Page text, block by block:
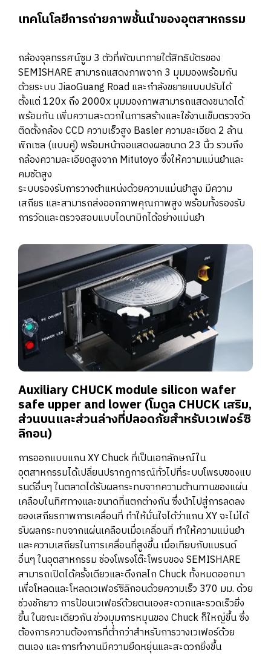
เทคโนโลยีการถ่ายภาพชั้นนำของอุตสาหกรรม
กล้องจุลทรรศน์ซูม 3 ตัวที่พัฒนาภายใต้สิทธิบัตรของ
SEMISHARE สามารถแสดงภาพจาก 3 มุมมองพร้อมกัน
ด้วยระบบ JiaoGuang Road และกำลังขยายแบบปรับได้
ตั้งแต่ 120x ถึง 2000x มุมมองภาพสามารถแสดงขนาดได้
พร้อมกัน เพิ่มความสะดวกในการสร้างและใช้งานเข็มตรวจวัด
ติดตั้งกล้อง CCD ความเร็วสูง Basler ความละเอียด 2 ล้าน
พิกเซล (แบบคู่) พร้อมหน้าจอแสดงผลขนาด 23 นิ้ว รวมถึง
กล้องความละเอียดสูงจาก Mitutoyo ซึ่งให้ความแม่นยำและ
คมชัดสูง
ระบบรองรับการวางตำแหน่งด้วยความแม่นยำสูง มีความ
เสถียร และสามารถส่งออกภาพคุณภาพสูง พร้อมทั้งรองรับ
การวัดและตรวจสอบแบบไดนามิกได้อย่างแม่นยำ
Auxiliary CHUCK module silicon wafer
safe upper and lower (โมดูล CHUCK เสริม,
ส่วนบนและส่วนล่างที่ปลอดภัยสำหรับเวเฟอร์ซิ
ลิกอน)
การออกแบบแกน XY Chuck ที่เป็นเอกลักษณ์ใน
อุตสาหกรรมได้เปลี่ยนปรากฏการณ์ทั่วไปที่ระบบโพรบของแบ
รนด์อื่นๆ ในตลาดได้รับผลกระทบจากความต้านทานของแผ่น
เคลือบในทิศทางและขนาดที่แตกต่างกัน ซึ่งนำไปสู่การลดลง
ของเสถียรภาพการเคลื่อนที่ ทำให้มั่นใจได้ว่าแกน XY จะไม่ได้
รับผลกระทบจากแผ่นเคลือบเมื่อเคลื่อนที่ ทำให้ความแม่นยำ
และความเสถียรในการเคลื่อนที่สูงขึ้น เมื่อเทียบกับแบรนด์
อื่นๆ ในอุตสาหกรรม ช่องโพรงโต๊ะโพรบของ SEMISHARE
สามารถเปิดได้ครั้งเดียวและดึงกลไก Chuck ทั้งหมดออกมา
เพื่อโหลดและโหลดเวเฟอร์ซิลิกอนด้วยความเร็ว 370 มม. ด้วย
ช่วงชักยาว การป้อนเวเฟอร์ด้วยตนเองสะดวกและรวดเร็วยิ่ง
ขึ้น ในขณะเดียวกัน ช่วงมุมการหมุนของ Chuck ก็ใหญ่ขึ้น ซึ่ง
ต้องการความต้องการที่ต่ำกว่าสำหรับการวางเวเฟอร์ด้วย
ตนเอง และการทำงานมีความยืดหยุ่นและสะดวกยิ่งขึ้น